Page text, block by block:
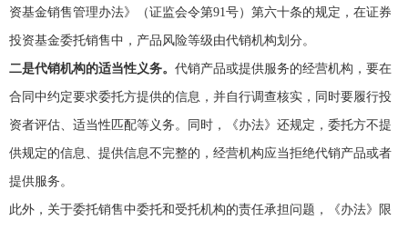
资基金销售管理办法》（证监会令第91号）第六十条的规定，在证券
投资基金委托销售中，产品风险等级由代销机构划分。
二是代销机构的适当性义务。 代销产品或提供服务的经营机构，要在
合同中约定要求委托方提供的信息，并自行调查核实，同时要履行投
资者评估、适当性匹配等义务。同时，《办法》还规定，委托方不提
供规定的信息、提供信息不完整的，经营机构应当拒绝代销产品或者
提供服务。
此外，关于委托销售中委托和受托机构的责任承担问题，《办法》限